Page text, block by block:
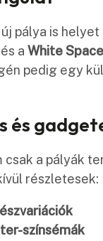
pálya is helyet
és a White
pedig egy
és
csak a pályák
részletesek:
színsémák